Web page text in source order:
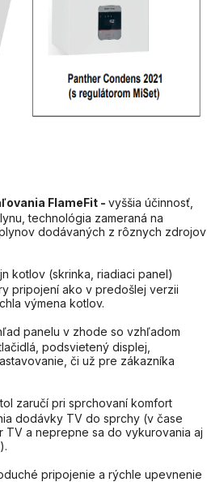
FlameFit - vyššia účinnosť,
technológia zameraná na
dodávaných z rôznych zdrojov
kotlov (skrinka, riadiaci panel)
pripojení ako v predošlej verzii
výmena kotlov.
panelu v zhode so vzhľadom
podsvietený displej,
či už pre zákazníka
zaručí pri sprchovaní komfort
dodávky TV do sprchy (v čase
TV a neprepne sa do vykurovania aj
pripojenie a rýchle upevnenie